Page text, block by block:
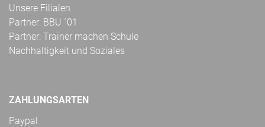
Unsere Filialen
Partner: BBU ´01
Partner: Trainer machen Schule
Nachhaltigkeit und Soziales
ZAHLUNGSARTEN
Paypal